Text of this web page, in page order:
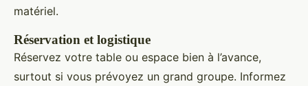
matériel.
Réservation et logistique
Réservez votre table ou espace bien à l’avance,
surtout si vous prévoyez un grand groupe. Informez